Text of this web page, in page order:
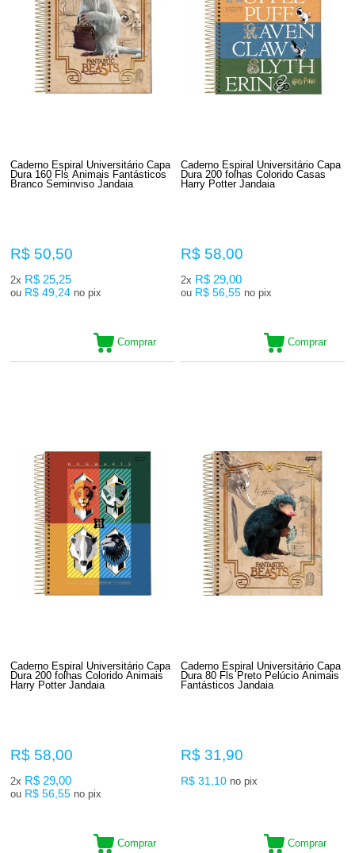
Caderno Espiral Universitário Capa
Dura 160 Fls Animais Fantásticos
Branco Seminviso Jandaia
R$ 50,50
2x R$ 25,25
ou R$ 49,24 no pix
Comprar
Caderno Espiral Universitário Capa
Dura 200 folhas Colorido Casas
Harry Potter Jandaia
R$ 58,00
2x R$ 29,00
ou R$ 56,55 no pix
Comprar
Caderno Espiral Universitário Capa
Dura 200 folhas Colorido Animais
Harry Potter Jandaia
R$ 58,00
2x R$ 29,00
ou R$ 56,55 no pix
Comprar
Caderno Espiral Universitário Capa
Dura 80 Fls Preto Pelúcio Animais
Fantásticos Jandaia
R$ 31,90
R$ 31,10 no pix
Comprar